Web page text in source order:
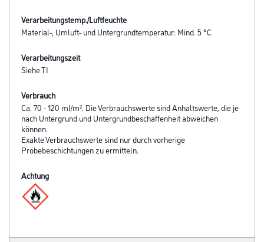
Verarbeitungstemp./Luftfeuchte
Material-, Umluft- und Untergrundtemperatur: Mind. 5 °C
Verarbeitungszeit
Siehe TI
Verbrauch
Ca. 70 - 120 ml/m². Die Verbrauchswerte sind Anhaltswerte, die je
nach Untergrund und Untergrundbeschaffenheit abweichen
können.
Exakte Verbrauchswerte sind nur durch vorherige
Probebeschichtungen zu ermitteln.
Achtung